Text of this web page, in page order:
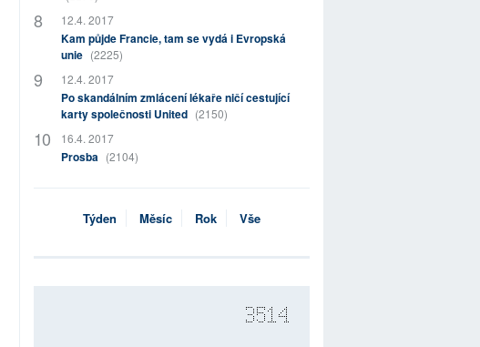
12.4. 2017
Kam půjde Francie, tam se vydá i Evropská
unie (2225)
12.4. 2017
Po skandálním zmlácení lékaře ničí cestující
karty společnosti United (2150)
16.4. 2017
Prosba (2104)
Týden Měsíc Rok Vše
3514